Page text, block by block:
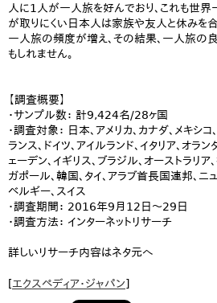
人に1人が一人旅を好んでおり、これも世界
が取りにくい日本人は家族や友人と休みを
一人旅の頻度が増え、その結果、一人旅の
もしれません。
【調査概要】
・サンプル数： 計9,424名/28ヶ国
・調査対象： 日本、アメリカ、カナダ、メキシコ
ランス、ドイツ、アイルランド、イタリア、オラン
ェーデン、イギリス、ブラジル、オーストラリア
ガポール、韓国、タイ、アラブ首長国連邦、ニュ
ベルギー、スイス
・調査期間： 2016年9月12日～29日
・調査方法： インターネットリサーチ
詳しいリサーチ内容はネタ元へ
[エクスペディア・ジャパン]